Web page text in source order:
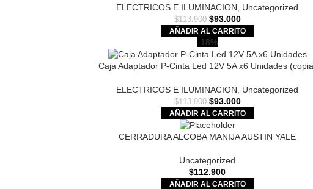
ELECTRICOS E ILUMINACION, Uncategorized
$113.900 $93.000
AÑADIR AL CARRITO
-18%
Caja Adaptador P-Cinta Led 12V 5A x6 Unidades
ELECTRICOS E ILUMINACION Uncategorized
$113.900 $93.000
AÑADIR AL CARRITO
CERRADURA ALCOBA MANIJA AUSTIN YALE
Uncategorized
$112.900
AÑADIR AL CARRITO